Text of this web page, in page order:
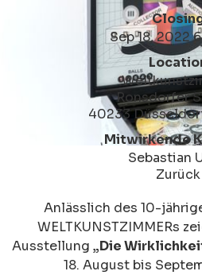
Sep 18, 2022
Ronsdorfer
40233
Mitwirkende
Sebastian
Zurück
Anlässlich des 10-
WELTKUNSTZIMMERs
Ausstellung „Die
18. August bis